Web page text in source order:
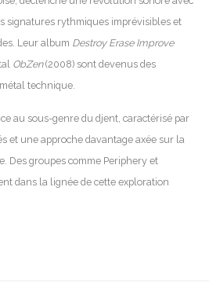
signatures rythmiques imprévisibles et
Leur album Destroy Erase Improve
ObZen(2008) sont devenus des
technique.
au sous-genre du djent, caractérisé par
et une approche davantage axée sur la
Des groupes comme Periphery et
dans la lignée de cette exploration